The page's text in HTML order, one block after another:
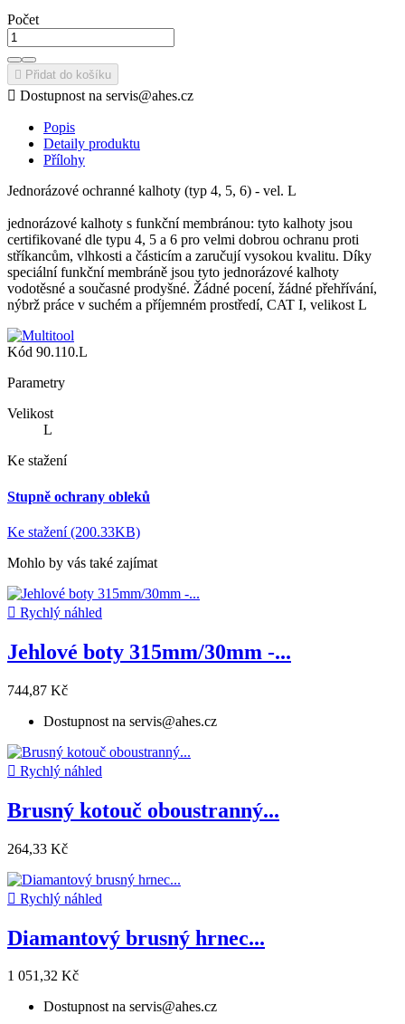
Počet
 Přidat do košíku
 Dostupnost na servis@ahes.cz
Popis
Detaily produktu
Přílohy
Jednorázové ochranné kalhoty (typ 4, 5, 6) - vel. L
jednorázové kalhoty s funkční membránou: tyto kalhoty jsou
certifikované dle typu 4, 5 a 6 pro velmi dobrou ochranu proti
stříkancům, vlhkosti a částicím a zaručují vysokou kvalitu. Díky
speciální funkční membráně jsou tyto jednorázové kalhoty
vodotěsné a současné prodyšné. Žádné pocení, žádné přehřívání,
nýbrž práce v suchém a příjemném prostředí, CAT I, velikost L
Kód 90.110.L
Parametry
Velikost
L
Ke stažení
Stupně ochrany obleků
Ke stažení (200.33KB)
Mohlo by vás také zajímat
 Rychlý náhled
Jehlové boty 315mm/30mm -...
744,87 Kč
Dostupnost na servis@ahes.cz
 Rychlý náhled
Brusný kotouč oboustranný...
264,33 Kč
 Rychlý náhled
Diamantový brusný hrnec...
1 051,32 Kč
Dostupnost na servis@ahes.cz